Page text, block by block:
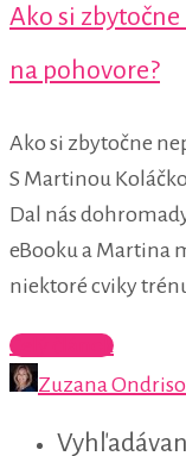
Ako si
na pohovore?
Ako si zbytočne
S Martinou
Dal nás
eBooku a Martina
niektoré cviky
Celý článok
Zuzana